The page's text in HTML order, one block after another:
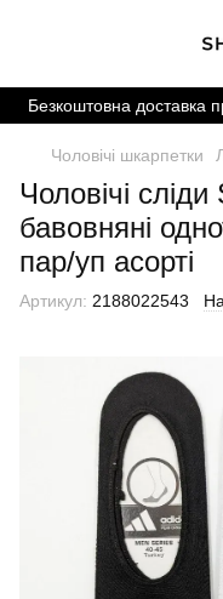
Безкоштовна доставка
Чоловічі шкарпетки
Чоловічі
бавовняні
пар/уп асорті
Артикул: 2188022543